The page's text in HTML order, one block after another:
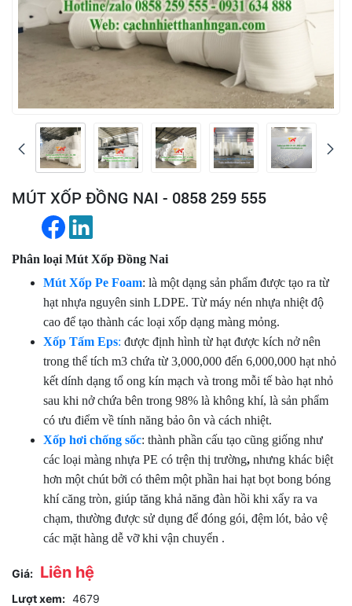
MÚT XỐP ĐỒNG NAI - 0858 259 555
Phân loại Mút Xốp Đồng Nai
Mút Xốp Pe Foam: là một dạng sản phẩm được tạo ra từ
hạt nhựa nguyên sinh LDPE. Từ máy nén nhựa nhiệt độ
cao để tạo thành các loại xốp dạng màng mỏng.
Xốp Tấm Eps: được định hình từ hạt được kích nở nên
trong thể tích m3 chứa từ 3,000,000 đến 6,000,000 hạt nhỏ
kết dính dạng tổ ong kín mạch và trong mỗi tế bào hạt nhỏ
sau khi nở chứa bên trong 98% là không khí, là sản phẩm
có ưu điểm về tính năng bảo ôn và cách nhiệt.
Xốp hơi chống sốc: thành phần cấu tạo cũng giống như
các loại màng nhựa PE có trện thị trường, nhưng khác biệt
hơn một chút bởi có thêm một phần hai hạt bọt bong bóng
khí căng tròn, giúp tăng khả năng đàn hồi khi xẩy ra va
chạm, thường được sử dụng để đóng gói, đệm lót, bảo vệ
các mặt hàng dễ vỡ khi vận chuyển .
Giá: Liên hệ
Lượt xem: 4679